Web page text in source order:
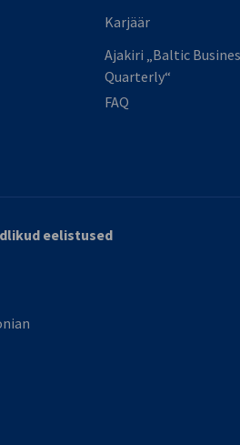
Karjäär
Ajakiri „Baltic
Quarterly“
FAQ
eelistused